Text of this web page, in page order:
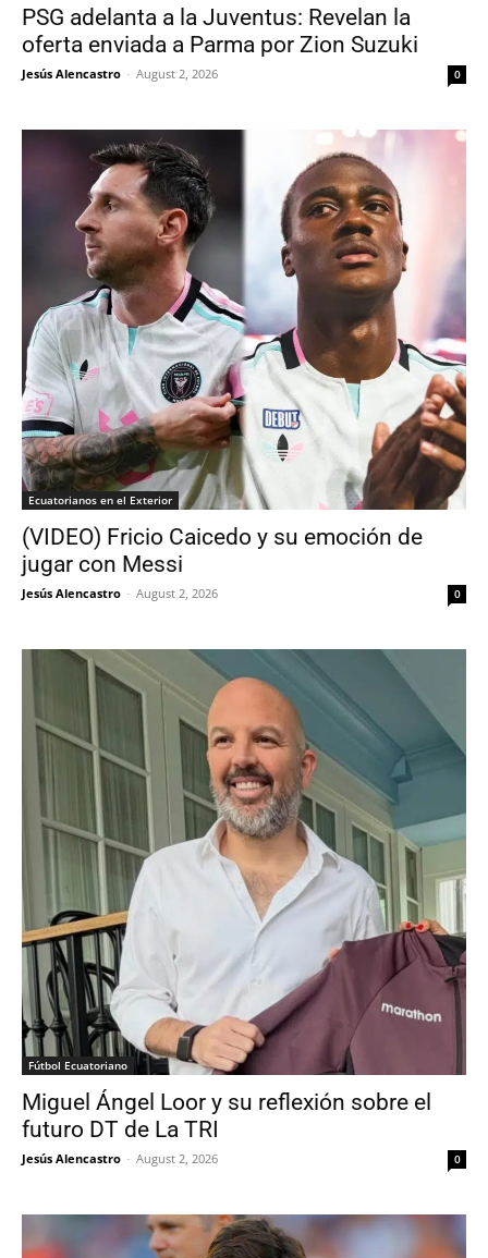
PSG adelanta a la Juventus: Revelan la
oferta enviada a Parma por Zion Suzuki
Jesús Alencastro - August 2, 2026 0
Ecuatorianos en el Exterior
(VIDEO) Fricio Caicedo y su emoción de
jugar con Messi
Jesús Alencastro - August 2, 2026 0
Fútbol Ecuatoriano
Miguel Ángel Loor y su reflexión sobre el
futuro DT de La TRI
Jesús Alencastro - August 2, 2026 0